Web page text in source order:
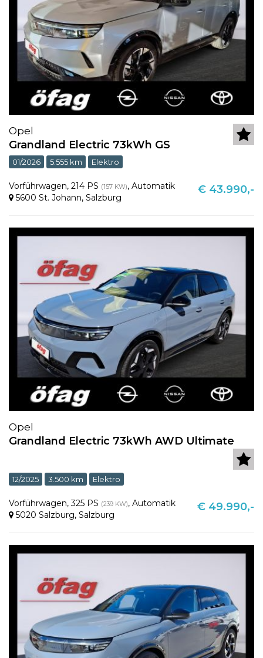
Opel
Grandland Electric 73kWh GS
01/2026 5.555 km Elektro
Vorführwagen, 214 PS (157 KW), Automatik
5600 St. Johann, Salzburg
€ 43.990,-
Opel
Grandland Electric 73kWh AWD Ultimate
12/2025 3.500 km Elektro
Vorführwagen,325 PS (239 KW), Automatik
5020 Salzburg, Salzburg
€ 49.990,-